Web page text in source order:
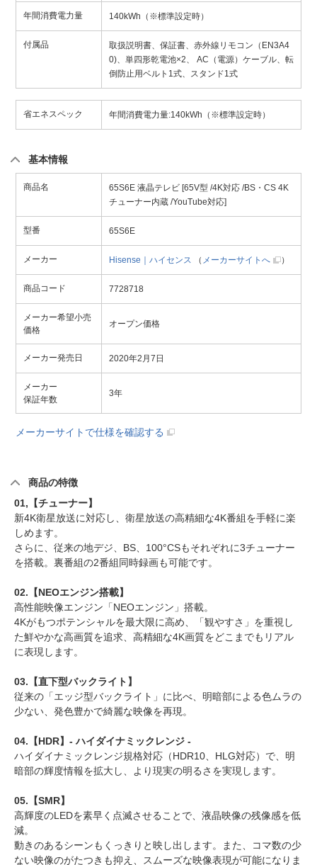
年間消費電力量 140kWh（※標準設定時）
付属品
取扱説明書、保証書、赤外線リモコン（EN3A4
0)、単四形乾電池×2、 AC（電源）ケーブル、転
倒防止用ベルト1式、スタンド1式
省エネスペック 年間消費電力量:140kWh（※標準設定時）
基本情報
商品名
65S6E 液晶テレビ [65V型 /4K対応 /BS・CS 4K
チューナー内蔵 /YouTube対応]
型番 65S6E
メーカー Hisense｜ハイセンス （ メーカーサイトへ ）
商品コード 7728718
メーカー希望小売
価格
オープン価格
メーカー発売日 2020年2月7日
メーカー
保証年数
3年
メーカーサイトで仕様を確認する
商品の特徴
01,【チューナー】
新4K衛星放送に対応し、衛星放送の高精細な4K番組を手軽に楽
しめます。
さらに、従来の地デジ、BS、100°CSもそれぞれに3チューナー
を搭載。裏番組の2番組同時録画も可能です。
02.【NEOエンジン搭載】
高性能映像エンジン「NEOエンジン」搭載。
4Kがもつポテンシャルを最大限に高め、「観やすさ」を重視し
た鮮やかな高画質を追求、高精細な4K画質をどこまでもリアル
に表現します。
03.【直下型バックライト】
従来の「エッジ型バックライト」に比べ、明暗部による色ムラの
少ない、発色豊かで綺麗な映像を再現。
04.【HDR】- ハイダイナミックレンジ -
ハイダイナミックレンジ規格対応（HDR10、HLG対応）で、明
暗部の輝度情報を拡大し、より現実の明るさを実現します。
05.【SMR】
高輝度のLEDを素早く点滅させることで、液晶映像の残像感を低
減。
動きのあるシーンもくっきりと映し出します。また、コマ数の少
ない映像のがたつきも抑え、スムーズな映像表現が可能になりま